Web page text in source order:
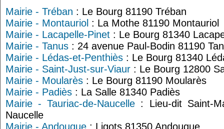
Mairie - Tréban : Le Bourg 81190 Tréban
Mairie - Montauriol : La Mothe 81190 Montauriol
Mairie - Lacapelle-Pinet : Le Bourg 81340
Mairie - Tanus : 24 avenue Paul-Bodin 81190
Mairie - Lédas-et-Penthiès : Le Bourg 81340
Mairie - Saint-Just-sur-Viaur : Le Bourg 12800
Mairie - Moularès : Le Bourg 81190 Moularès
Mairie - Padiès : La Salle 81340 Padiès
Mairie - Tauriac-de-Naucelle : Lieu-dit Saint-
Naucelle
Mairie - Andouque : Ligots 81350 Andouque